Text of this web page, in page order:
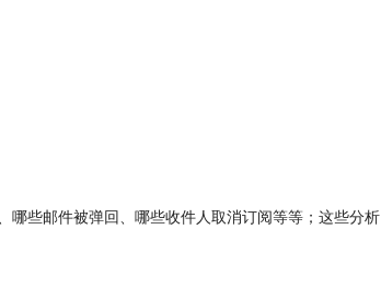
哪些邮件被弹回、哪些收件人取消订阅等等；这些分析